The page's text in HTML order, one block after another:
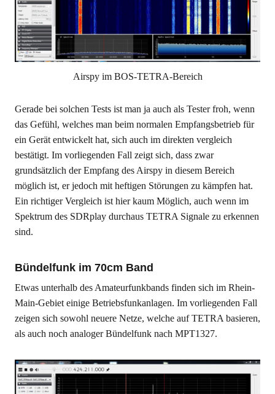
Airspy im BOS-TETRA-Bereich
Gerade bei solchen Tests ist man ja auch als Tester froh, wenn
das Gefühl, welches man beim normalen Empfangsbetrieb für
ein Gerät entwickelt hat, sich auch im direkten vergleich
bestätigt. Im vorliegenden Fall zeigt sich, dass zwar
grundsätzlich der Empfang des Airspy in diesem Bereich
möglich ist, er jedoch mit heftigen Störungen zu kämpfen hat.
Ein richtiger Vergleich ist hier kaum Möglich, auch wenn im
Spektrum des SDRplay durchaus TETRA Signale zu erkennen
sind.
Bündelfunk im 70cm Band
Etwas unterhalb des Amateurfunkbands finden sich im Rhein-
Main-Gebiet einige Betriebsfunkanlagen. Im vorliegenden Fall
zeigen sich sowohl neuere Netze, welche auf TETRA basieren,
als auch noch analoger Bündelfunk nach MPT1327.